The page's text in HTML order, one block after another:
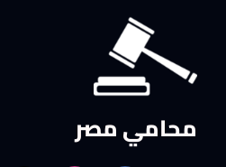
محامي مصر